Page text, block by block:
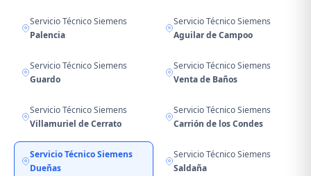
Servicio Técnico Siemens
Palencia
Servicio Técnico Siemens
Aguilar de Campoo
Servicio Técnico Siemens
Guardo
Servicio Técnico Siemens
Venta de Baños
Servicio Técnico Siemens
Villamuriel de Cerrato
Servicio Técnico Siemens
Carrión de los Condes
Servicio Técnico Siemens
Dueñas
Servicio Técnico Siemens
Saldaña